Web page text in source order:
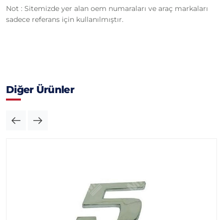
Not : Sitemizde yer alan oem numaraları ve araç markaları
sadece referans için kullanılmıştır.
Diğer Ürünler